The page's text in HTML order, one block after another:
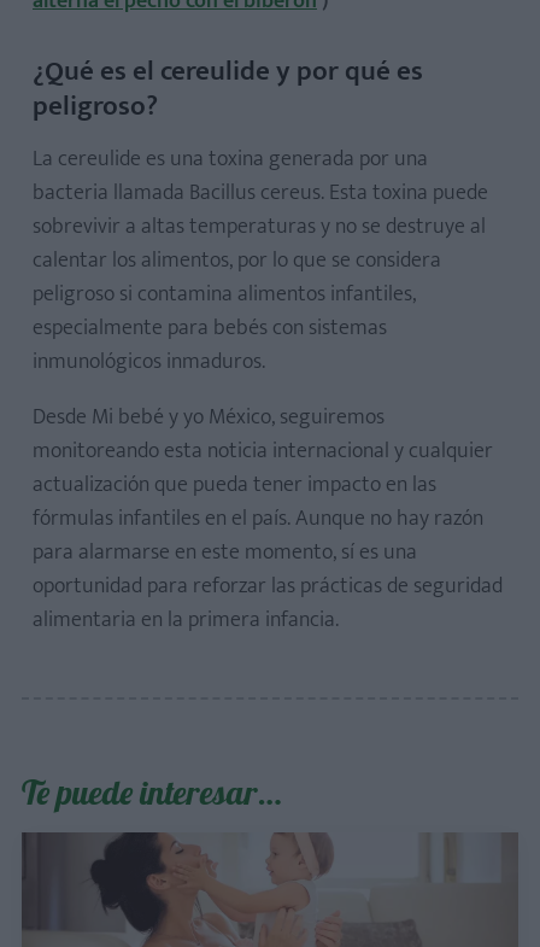
¿Qué es el cereulide y por qué es
peligroso?
La cereulide es una toxina generada por una
bacteria llamada Bacillus cereus. Esta toxina puede
sobrevivir a altas temperaturas y no se destruye al
calentar los alimentos, por lo que se considera
peligroso si contamina alimentos infantiles,
especialmente para bebés con sistemas
inmunológicos inmaduros.
Desde Mi bebé y yo México, seguiremos
monitoreando esta noticia internacional y cualquier
actualización que pueda tener impacto en las
fórmulas infantiles en el país. Aunque no hay razón
para alarmarse en este momento, sí es una
oportunidad para reforzar las prácticas de seguridad
alimentaria en la primera infancia.
Te puede interesar…